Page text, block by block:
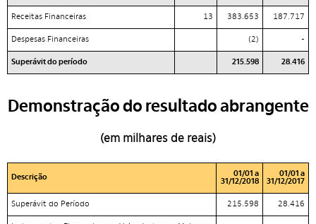
Receitas Financeiras 13 383.653 187.717
Despesas Financeiras (2) -
Superávit do período 215.598 28.416
Demonstração do resultado abrangente
(em milhares de reais)
Descrição
01/01 a
31/12/2018
01/01 a
31/12/2017
Superávit do Período 215.598 28.416